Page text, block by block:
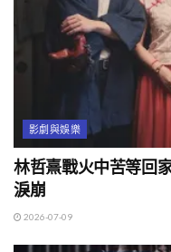
影劇與娛樂
林哲熹戰火中苦等回
淚崩
2026-07-09